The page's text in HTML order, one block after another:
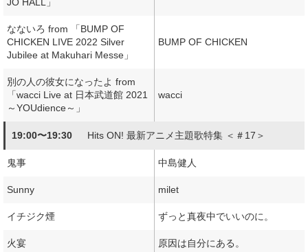
なないろ from 「BUMP OF
CHICKEN LIVE 2022 Silver
Jubilee at Makuhari Messe」
BUMP OF CHICKEN
別の人の彼女になったよ from
「wacci Live at 日本武道館 2021
～YOUdience～」
wacci
19:00〜19:30 Hits ON! 最新アニメ主題歌特集 ＜＃17＞
鬼事 中島健人
Sunny milet
イチジク煙 ずっと真夜中でいいのに。
火宴 原因は自分にある。